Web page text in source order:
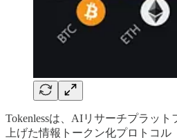
Tokenlessは、AIリサーチプラッ
上げた情報トークン化プロトコル